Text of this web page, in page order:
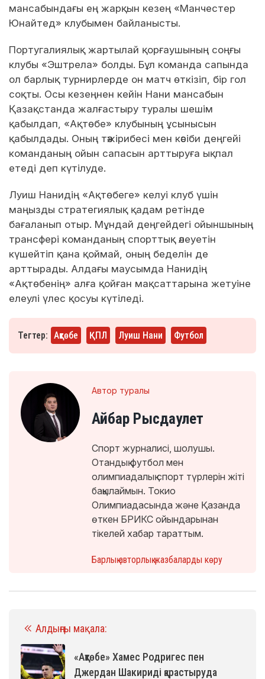
мансабындағы ең жарқын кезең «Манчестер
Юнайтед» клубымен байланысты.
Португалиялық жартылай қорғаушының соңғы
клубы «Эштрела» болды. Бұл команда сапында
ол барлық турнирлерде он матч өткізіп, бір гол
соқты. Осы кезеңнен кейін Нани мансабын
Қазақстанда жалғастыру туралы шешім
қабылдап, «Ақтөбе» клубының ұсынысын
қабылдады. Оның тәжірибесі мен кәсіби деңгейі
команданың ойын сапасын арттыруға ықпал
етеді деп күтілуде.
Луиш Нанидің «Ақтөбеге» келуі клуб үшін
маңызды стратегиялық қадам ретінде
бағаланып отыр. Мұндай деңгейдегі ойыншының
трансфері команданың спорттық әлеуетін
күшейтіп қана қоймай, оның беделін де
арттырады. Алдағы маусымда Нанидің
«Ақтөбенің» алға қойған мақсаттарына жетуіне
елеулі үлес қосуы күтіледі.
Тегтер: Ақтөбе ҚПЛ Луиш Нани Футбол
Автор туралы
Айбар Рысдаулет
Спорт журналисі, шолушы.
Отандық футбол мен
олимпиадалық спорт түрлерін жіті
бақылаймын. Токио
Олимпиадасында және Қазанда
өткен БРИКС ойындарынан
тікелей хабар тараттым.
Барлық авторлық жазбаларды көру
Алдыңғы мақала:
«Ақтөбе» Хамес Родригес пен
Джердан Шакириді қарастыруда